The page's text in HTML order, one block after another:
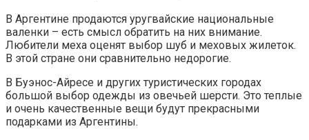
В Аргентине продаются уругвайские национальные
валенки – есть смысл обратить на них внимание.
Любители меха оценят выбор шуб и меховых жилеток.
В этой стране они сравнительно недорогие.
В Буэнос-Айресе и других туристических городах
большой выбор одежды из овечьей шерсти. Это теплые
и очень качественные вещи будут прекрасными
подарками из Аргентины.